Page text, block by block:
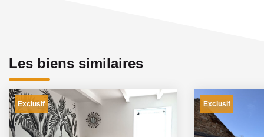
Les biens similaires
Exclusif Exclusif